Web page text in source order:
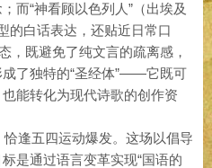
而“神看顾以色列人”（出埃及
的白话表达，还贴近日常口
，既避免了纯文言的疏离感，
了独特的“圣经体”——它既可
能转化为现代诗歌的创作资
逢五四运动爆发。这场以倡导
是通过语言变革实现“国语的